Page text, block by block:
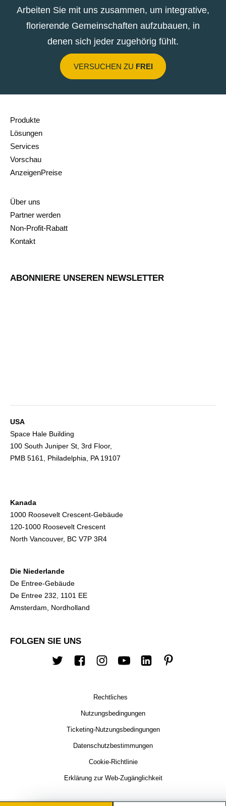
Arbeiten Sie mit uns zusammen, um integrative,
florierende Gemeinschaften aufzubauen, in
denen sich jeder zugehörig fühlt.
VERSUCHEN ZU FREI
Produkte
Lösungen
Services
Vorschau
AnzeigenPreise
Über uns
Partner werden
Non-Profit-Rabatt
Kontakt
ABONNIERE UNSEREN NEWSLETTER
USA
Space Hale Building
100 South Juniper St, 3rd Floor,
PMB 5161, Philadelphia, PA 19107
Kanada
1000 Roosevelt Crescent-Gebäude
120-1000 Roosevelt Crescent
North Vancouver, BC V7P 3R4
Die Niederlande
De Entree-Gebäude
De Entree 232, 1101 EE
Amsterdam, Nordholland
FOLGEN SIE UNS
TwitterFacebookInstagram
YoutubeLinkedin
Rechtliches
Nutzungsbedingungen
Ticketing-Nutzungsbedingungen
Datenschutzbestimmungen
Cookie-Richtlinie
Erklärung zur Web-Zugänglichkeit